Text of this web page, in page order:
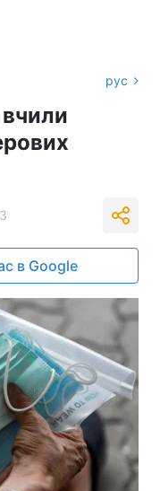
рус
вчили
в Google